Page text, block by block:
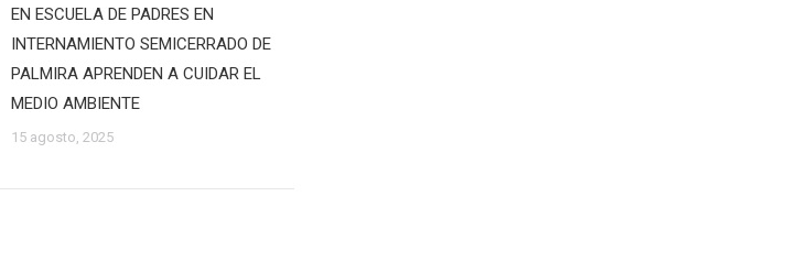
EN ESCUELA DE PADRES EN
INTERNAMIENTO SEMICERRADO DE
PALMIRA APRENDEN A CUIDAR EL
MEDIO AMBIENTE
15 agosto, 2025